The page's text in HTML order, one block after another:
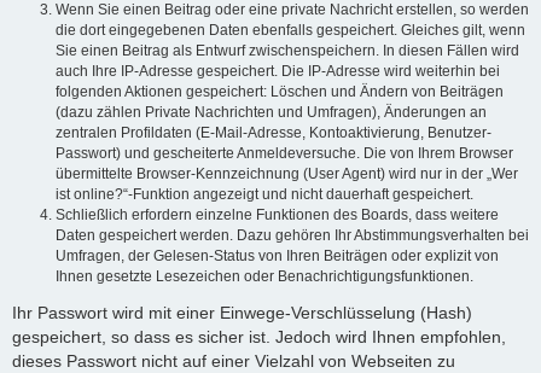
Wenn Sie einen Beitrag oder eine private Nachricht erstellen, so werden
die dort eingegebenen Daten ebenfalls gespeichert. Gleiches gilt, wenn
Sie einen Beitrag als Entwurf zwischenspeichern. In diesen Fällen wird
auch Ihre IP-Adresse gespeichert. Die IP-Adresse wird weiterhin bei
folgenden Aktionen gespeichert: Löschen und Ändern von Beiträgen
(dazu zählen Private Nachrichten und Umfragen), Änderungen an
zentralen Profildaten (E-Mail-Adresse, Kontoaktivierung, Benutzer-
Passwort) und gescheiterte Anmeldeversuche. Die von Ihrem Browser
übermittelte Browser-Kennzeichnung (User Agent) wird nur in der „Wer
ist online?“-Funktion angezeigt und nicht dauerhaft gespeichert.
Schließlich erfordern einzelne Funktionen des Boards, dass weitere
Daten gespeichert werden. Dazu gehören Ihr Abstimmungsverhalten bei
Umfragen, der Gelesen-Status von Ihren Beiträgen oder explizit von
Ihnen gesetzte Lesezeichen oder Benachrichtigungsfunktionen.
Ihr Passwort wird mit einer Einwege-Verschlüsselung (Hash)
gespeichert, so dass es sicher ist. Jedoch wird Ihnen empfohlen,
dieses Passwort nicht auf einer Vielzahl von Webseiten zu